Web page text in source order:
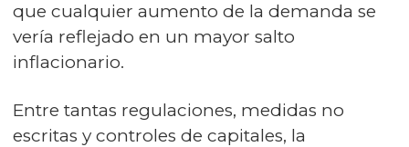
que cualquier aumento de la demanda se
vería reflejado en un mayor salto
inflacionario.
Entre tantas regulaciones, medidas no
escritas y controles de capitales, la